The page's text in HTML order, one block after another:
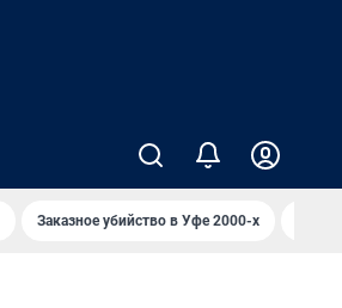
Заказное убийство в Уфе 2000-х